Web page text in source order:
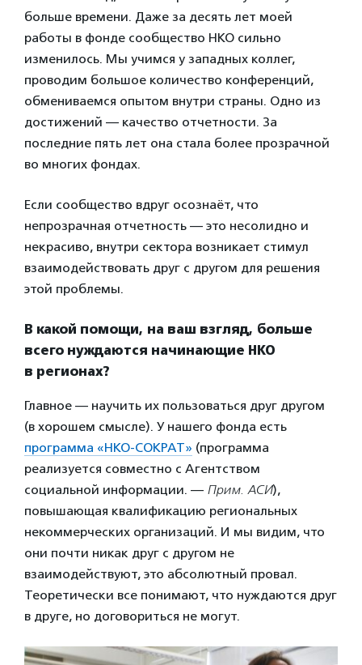
больше времени. Даже за десять лет моей
работы в фонде сообщество НКО сильно
изменилось. Мы учимся у западных коллег,
проводим большое количество конференций,
обмениваемся опытом внутри страны. Одно из
достижений — качество отчетности. За
последние пять лет она стала более прозрачной
во многих фондах.
Если сообщество вдруг осознаёт, что
непрозрачная отчетность — это несолидно и
некрасиво, внутри сектора возникает стимул
взаимодействовать друг с другом для решения
этой проблемы.
В какой помощи, на ваш взгляд, больше
всего нуждаются начинающие НКО
в регионах?
Главное — научить их пользоваться друг другом
(в хорошем смысле). У нашего фонда есть
программа «НКО-СОКРАТ» (программа
реализуется совместно с Агентством
социальной информации. — Прим. АСИ),
повышающая квалификацию региональных
некоммерческих организаций. И мы видим, что
они почти никак друг с другом не
взаимодействуют, это абсолютный провал.
Теоретически все понимают, что нуждаются друг
в друге, но договориться не могут.